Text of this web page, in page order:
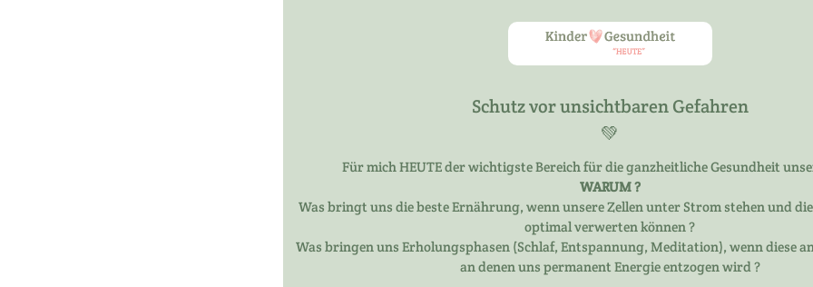
Schutz vor unsichtbaren Gefahren
💚
Für mich HEUTE der wichtigste Bereich für die ganzheitliche Gesundheit
WARUM ?
Was bringt uns die beste Ernährung, wenn unsere Zellen unter Strom stehen und
optimal verwerten können ?
Was bringen uns Erholungsphasen (Schlaf, Entspannung, Meditation), wenn diese
an denen uns permanent Energie entzogen wird ?